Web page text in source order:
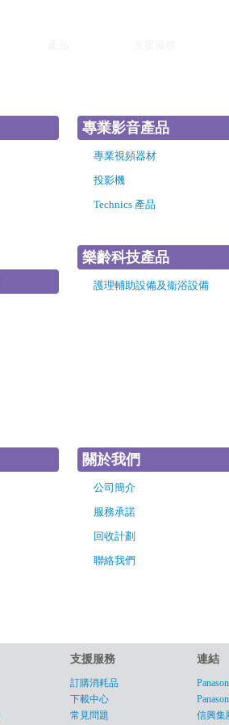
專業影音產品
專業視頻器材
投影機
Technics 產品
樂齡科技產品
護理輔助設備及衞浴設備
關於我們
公司簡介
服務承諾
回收計劃
聯絡我們
支援服務
訂購消耗品
下載中心
常見問題
連結
信興集